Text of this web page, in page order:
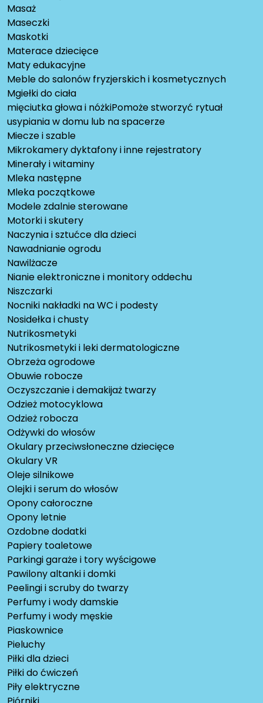
Masaż
Maseczki
Maskotki
Materace dziecięce
Maty edukacyjne
Meble do salonów fryzjerskich i kosmetycznych
Mgiełki do ciała
mięciutka głowa i nóżkiPomoże stworzyć rytuał
usypiania w domu lub na spacerze
Miecze i szable
Mikrokamery dyktafony i inne rejestratory
Minerały i witaminy
Mleka następne
Mleka początkowe
Modele zdalnie sterowane
Motorki i skutery
Naczynia i sztućce dla dzieci
Nawadnianie ogrodu
Nawilżacze
Nianie elektroniczne i monitory oddechu
Niszczarki
Nocniki nakładki na WC i podesty
Nosidełka i chusty
Nutrikosmetyki
Nutrikosmetyki i leki dermatologiczne
Obrzeża ogrodowe
Obuwie robocze
Oczyszczanie i demakijaż twarzy
Odzież motocyklowa
Odzież robocza
Odżywki do włosów
Okulary przeciwsłoneczne dziecięce
Okulary VR
Oleje silnikowe
Olejki i serum do włosów
Opony całoroczne
Opony letnie
Ozdobne dodatki
Papiery toaletowe
Parkingi garaże i tory wyścigowe
Pawilony altanki i domki
Peelingi i scruby do twarzy
Perfumy i wody damskie
Perfumy i wody męskie
Piaskownice
Pieluchy
Piłki dla dzieci
Piłki do ćwiczeń
Piły elektryczne